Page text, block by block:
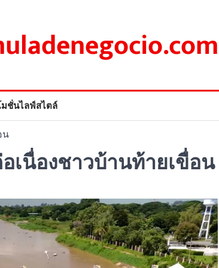
มชั่นไลฟ์สไตล์
น
เนื่องชาวบ้านท้ายเขื่อน